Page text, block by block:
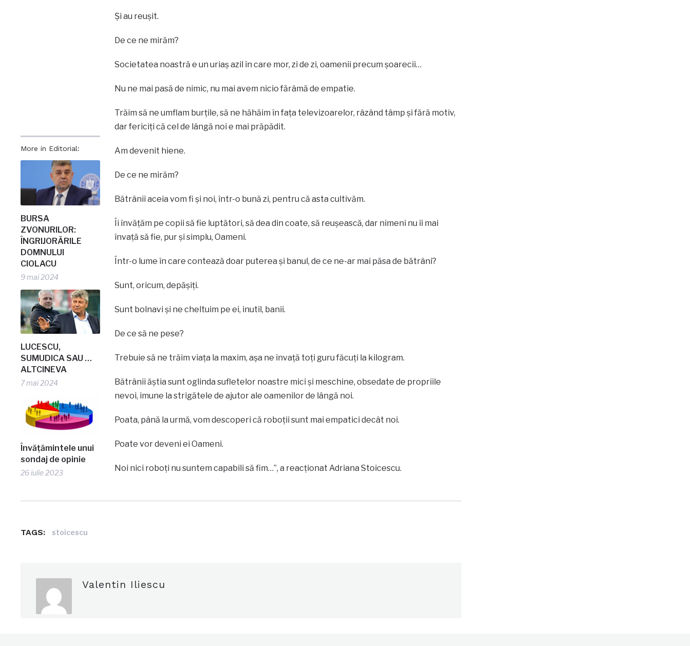
More in Editorial:
BURSA
ZVONURILOR:
ÎNGRIJORĂRILE
DOMNULUI
CIOLACU
9 mai 2024
LUCESCU,
SUMUDICA SAU …
ALTCINEVA
7 mai 2024
Învățămintele unui
sondaj de opinie
26 iulie 2023
Și au reușit.
De ce ne mirăm?
Societatea noastră e un uriaș azil în care mor, zi de zi, oamenii precum șoarecii…
Nu ne mai pasă de nimic, nu mai avem nicio fărâmă de empatie.
Trăim să ne umflam burțile, să ne hăhăim în fața televizoarelor, râzând tâmp și fără motiv,
dar fericiți că cel de lângă noi e mai prăpădit.
Am devenit hiene.
De ce ne mirăm?
Bătrânii aceia vom fi și noi, într-o bună zi, pentru că asta cultivăm.
Îi învățăm pe copii să fie luptători, să dea din coate, să reușească, dar nimeni nu îi mai
învață să fie, pur și simplu, Oameni.
Într-o lume în care contează doar puterea și banul, de ce ne-ar mai păsa de bătrâni?
Sunt, oricum, depășiți.
Sunt bolnavi și ne cheltuim pe ei, inutil, banii.
De ce să ne pese?
Trebuie să ne trăim viața la maxim, așa ne învață toți guru făcuți la kilogram.
Bătrânii ăștia sunt oglinda sufletelor noastre mici și meschine, obsedate de propriile
nevoi, imune la strigătele de ajutor ale oamenilor de lângă noi.
Poata, până la urmă, vom descoperi că roboții sunt mai empatici decât noi.
Poate vor deveni ei Oameni.
Noi nici roboți nu suntem capabili să fim…”, a reacționat Adriana Stoicescu.
TAGS: stoicescu
Valentin Iliescu